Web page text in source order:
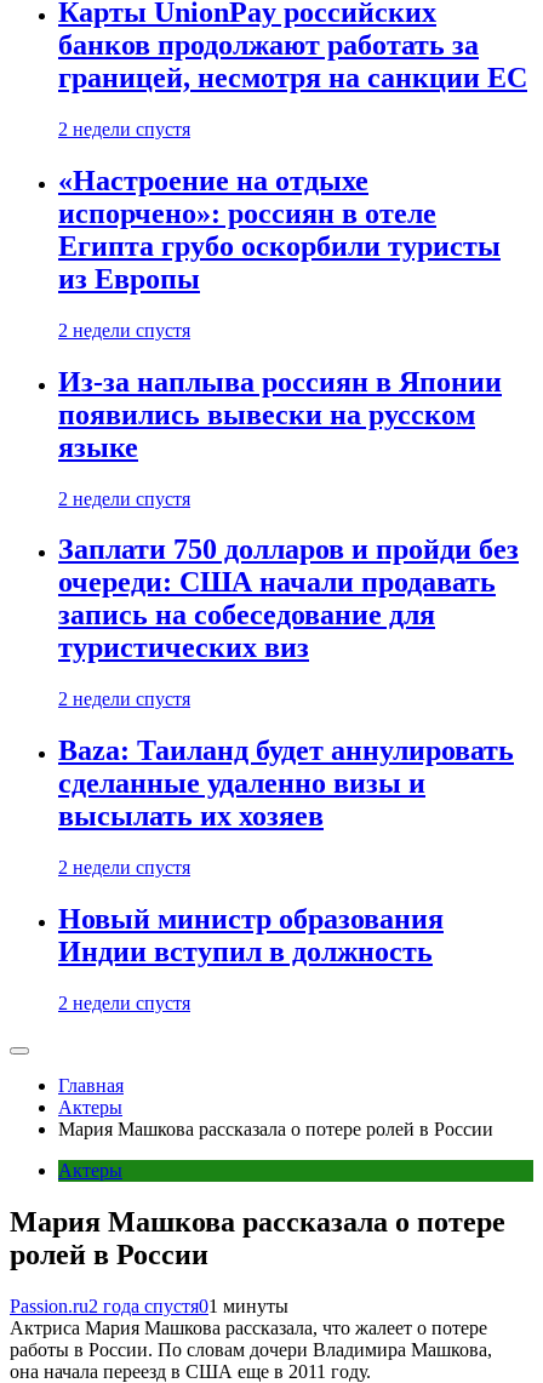
Карты UnionPay российских
банков продолжают работать за
границей, несмотря на санкции ЕС
2 недели спустя
«Настроение на отдыхе
испорчено»: россиян в отеле
Египта грубо оскорбили туристы
из Европы
2 недели спустя
Из-за наплыва россиян в Японии
появились вывески на русском
языке
2 недели спустя
Заплати 750 долларов и пройди без
очереди: США начали продавать
запись на собеседование для
туристических виз
2 недели спустя
Baza: Таиланд будет аннулировать
сделанные удаленно визы и
высылать их хозяев
2 недели спустя
Новый министр образования
Индии вступил в должность
2 недели спустя
Главная
Актеры
Мария Машкова рассказала о потере ролей в России
Актеры
Мария Машкова рассказала о потере
ролей в России
Passion.ru2 года спустя01 минуты
Актриса Мария Машкова рассказала, что жалеет о потере
работы в России. По словам дочери Владимира Машкова,
она начала переезд в США еще в 2011 году.